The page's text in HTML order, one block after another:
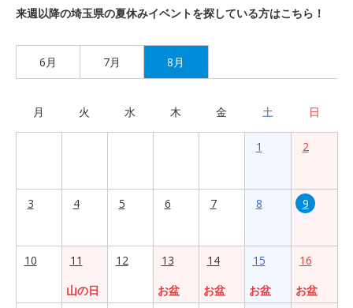
来週以降の埼玉県の夏休みイベントを探している方はこちら！
6月 7月 8月
月 火 水 木 金 土 日
1 2
3 4 5 6 7 8 9
10
11
山の日
12
13
お盆
14
お盆
15
お盆
16
お盆